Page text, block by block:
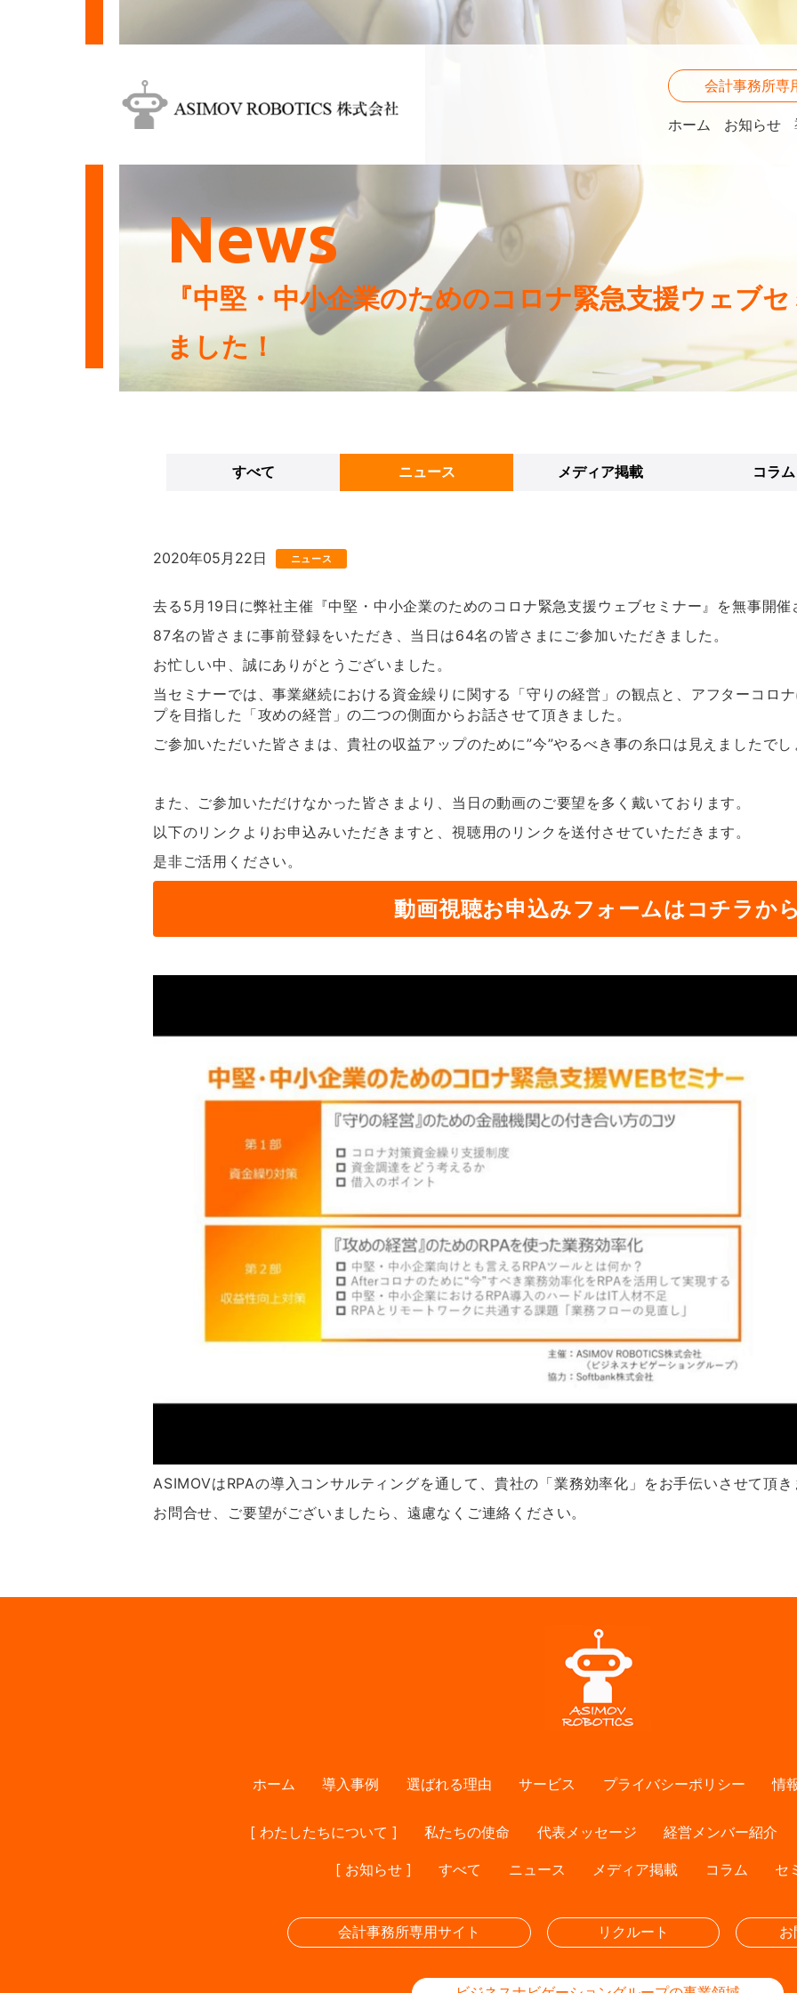
会計事務所専
ホーム お知らせ
News
『中堅・中小企業のためのコロナ緊急支援ウェブ
ました！
すべて ニュース メディア掲載 コラム
2020年05月22日 ニュース
去る5月19日に弊社主催『中堅・中小企業のためのコロナ緊急支援ウェブセミナー』を無事開
87名の皆さまに事前登録をいただき、当日は64名の皆さまにご参加いただきました。
お忙しい中、誠にありがとうございました。
当セミナーでは、事業継続における資金繰りに関する「守りの経営」の観点と、アフターコロ
プを目指した「攻めの経営」の二つの側面からお話させて頂きました。
ご参加いただいた皆さまは、貴社の収益アップのために”今”やるべき事の糸口は見えましたで
また、ご参加いただけなかった皆さまより、当日の動画のご要望を多く戴いております。
以下のリンクよりお申込みいただきますと、視聴用のリンクを送付させていただきます。
是非ご活用ください。
動画視聴お申込みフォームはコチラか
ASIMOVはRPAの導入コンサルティングを通して、貴社の「業務効率化」をお手伝いさせて頂
お問合せ、ご要望がございましたら、遠慮なくご連絡ください。
ホーム 導入事例 選ばれる理由 サービス プライバシーポリシー 情
[ わたしたちについて ] 私たちの使命 代表メッセージ 経営メンバー紹介
[ お知らせ ] すべて ニュース メディア掲載 コラム セ
会計事務所専用サイト リクルート